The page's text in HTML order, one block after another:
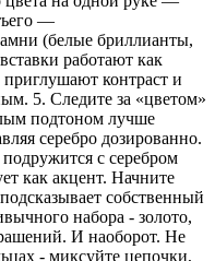
—
(белые бриллианты,
работают как
контраст и
5. Следите за «цветом»
подтоном лучше
серебро дозированно.
с серебром
как акцент. Начните
собственный
набора - золото,
И наоборот. Не
- миксуйте цепочки,